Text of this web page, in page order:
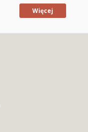
Więcej